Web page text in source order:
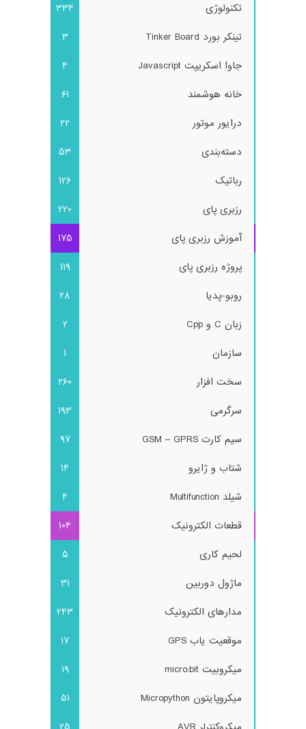
تکنولوژی
334
تینکر بورد Tinker Board
3
جاوا اسکریپت Javascript
4
خانه هوشمند
61
درایور موتور
22
دسته‌بندی
53
رباتیک
126
رزبری پای
220
آموزش رزبری پای
175
پروژه رزبری پای
119
روبو-پدیا
28
زبان C و Cpp
2
سازمان
1
سخت افزار
260
سرگرمی
193
سیم کارت GSM – GPRS
97
شتاب و ژایرو
14
شیلد Multifunction
4
قطعات الکترونیک
104
لحیم کاری
5
ماژول دوربین
31
مدارهای الکترونیک
243
موقعیت یاب GPS
17
میکروبیت micro:bit
19
میکروپایتون Micropython
51